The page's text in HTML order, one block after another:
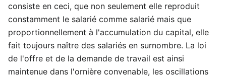
consiste en ceci, que non seulement elle reproduit
constamment le salarié comme salarié mais que
proportionnellement à l'accumulation du capital, elle
fait toujours naître des salariés en surnombre. La loi
de l'offre et de la demande de travail est ainsi
maintenue dans l'ornière convenable, les oscillations